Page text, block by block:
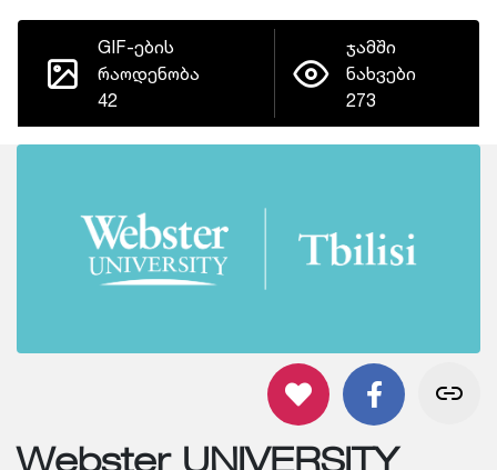
GIF-ების
რაოდენობა
42
ჯამში
ნახვები
273